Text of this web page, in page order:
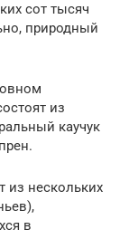
сот тысяч
природный
из
каучук
из нескольких
в